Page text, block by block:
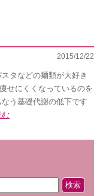
2015/12/22
タなどの麺類が大好き
せにくくなっているのを
う基礎代謝の低下です
む